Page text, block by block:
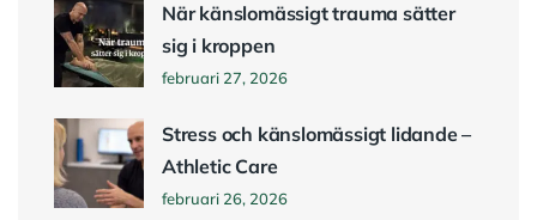
När känslomässigt trauma sätter
sig i kroppen
februari 27, 2026
Stress och känslomässigt lidande –
Athletic Care
februari 26, 2026